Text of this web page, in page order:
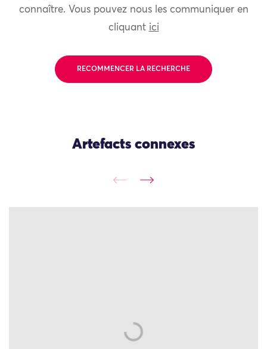
connaître. Vous pouvez nous les communiquer en
cliquant ici
RECOMMENCER LA RECHERCHE
Artefacts connexes